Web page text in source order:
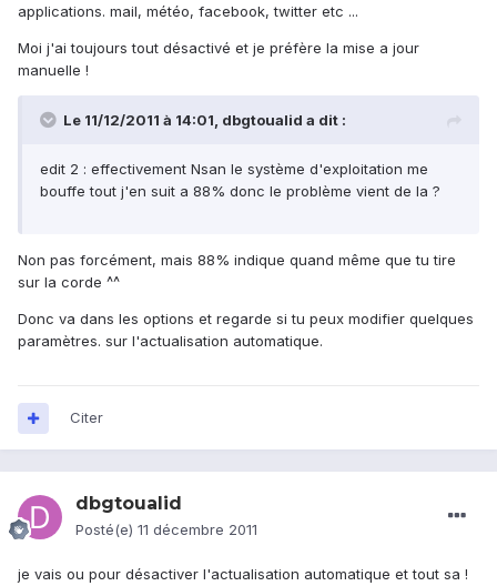
applications. mail, météo, facebook, twitter etc ...
Moi j'ai toujours tout désactivé et je préfère la mise a jour
manuelle !
Le 11/12/2011 à 14:01, dbgtoualid a dit :
edit 2 : effectivement Nsan le système d'exploitation me
bouffe tout j'en suit a 88% donc le problème vient de la ?
Non pas forcément, mais 88% indique quand même que tu tire
sur la corde ^^
Donc va dans les options et regarde si tu peux modifier quelques
paramètres. sur l'actualisation automatique.
Citer
dbgtoualid
Posté(e) 11 décembre 2011
je vais ou pour désactiver l'actualisation automatique et tout sa !